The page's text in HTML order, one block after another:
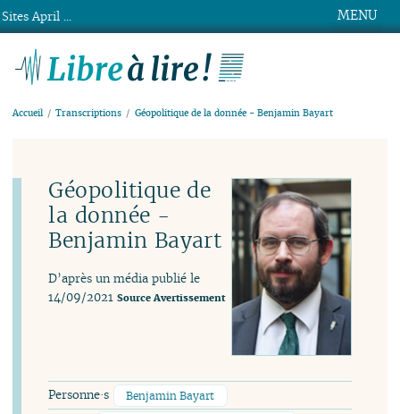
MENU
Accueil Transcriptions Géopolitique de la donnée - Benjamin Bayart
Géopolitique de
la donnée -
Benjamin Bayart
D’après un média publié le
14/09/2021 Source Avertissement
Personne·s Benjamin Bayart
Sites April ...